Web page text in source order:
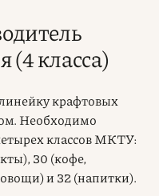
(4 класса)
крафтовых
Необходимо
классов МКТУ:
30 (кофе,
и 32 (напитки).